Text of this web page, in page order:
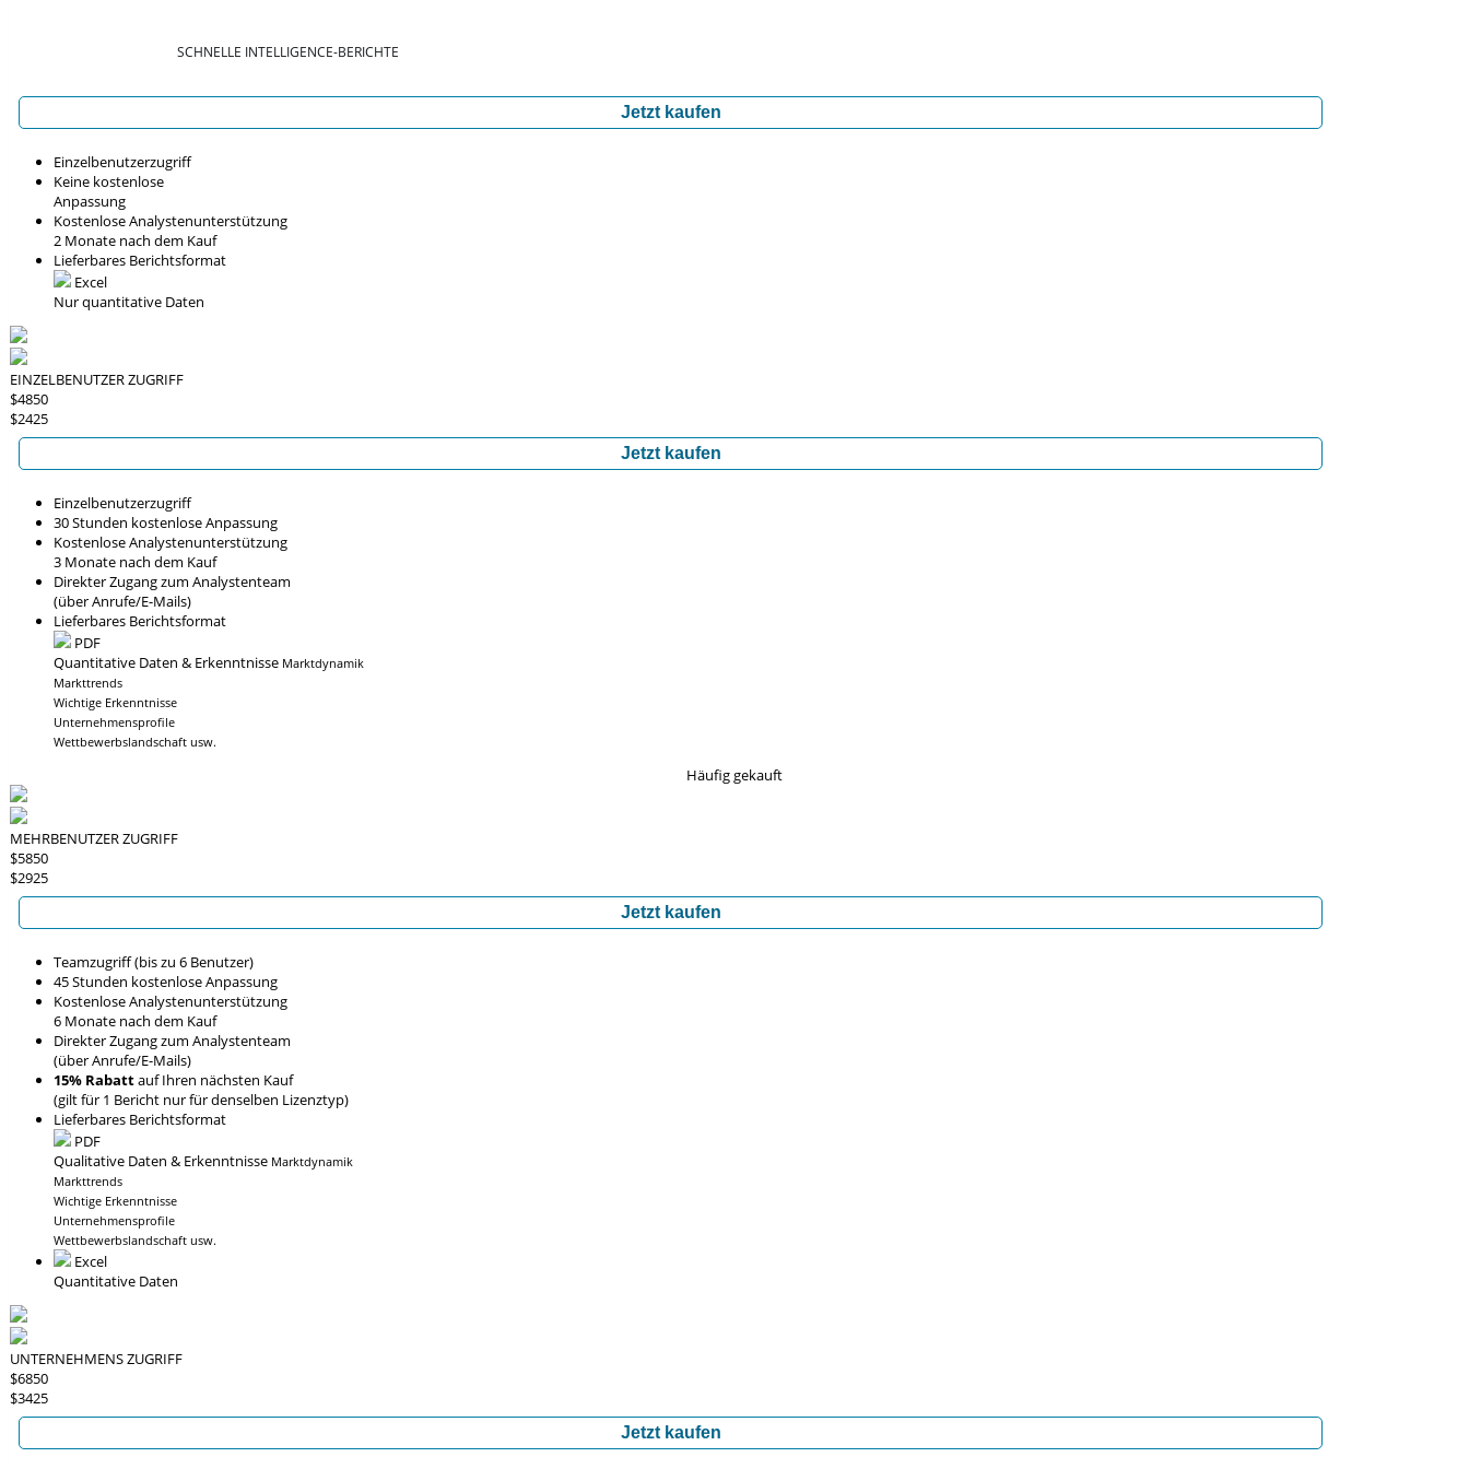
SCHNELLE INTELLIGENCE-BERICHTE
Jetzt kaufen
Einzelbenutzerzugriff
Keine kostenlose
Anpassung
Kostenlose Analystenunterstützung
2 Monate nach dem Kauf
Lieferbares Berichtsformat
Excel
Nur quantitative Daten
EINZELBENUTZER ZUGRIFF
$4850
$2425
Jetzt kaufen
Einzelbenutzerzugriff
30 Stunden kostenlose Anpassung
Kostenlose Analystenunterstützung
3 Monate nach dem Kauf
Direkter Zugang zum Analystenteam
(über Anrufe/E-Mails)
Lieferbares Berichtsformat
PDF
Quantitative Daten & Erkenntnisse Marktdynamik
Markttrends
Wichtige Erkenntnisse
Unternehmensprofile
Wettbewerbslandschaft usw.
Häufig gekauft
MEHRBENUTZER ZUGRIFF
$5850
$2925
Jetzt kaufen
Teamzugriff (bis zu 6 Benutzer)
45 Stunden kostenlose Anpassung
Kostenlose Analystenunterstützung
6 Monate nach dem Kauf
Direkter Zugang zum Analystenteam
(über Anrufe/E-Mails)
15% Rabattauf Ihren nächsten Kauf
(gilt für 1 Bericht nur für denselben Lizenztyp)
Lieferbares Berichtsformat
PDF
Qualitative Daten & Erkenntnisse Marktdynamik
Markttrends
Wichtige Erkenntnisse
Unternehmensprofile
Wettbewerbslandschaft usw.
Excel
Quantitative Daten
UNTERNEHMENS ZUGRIFF
$6850
$3425
Jetzt kaufen